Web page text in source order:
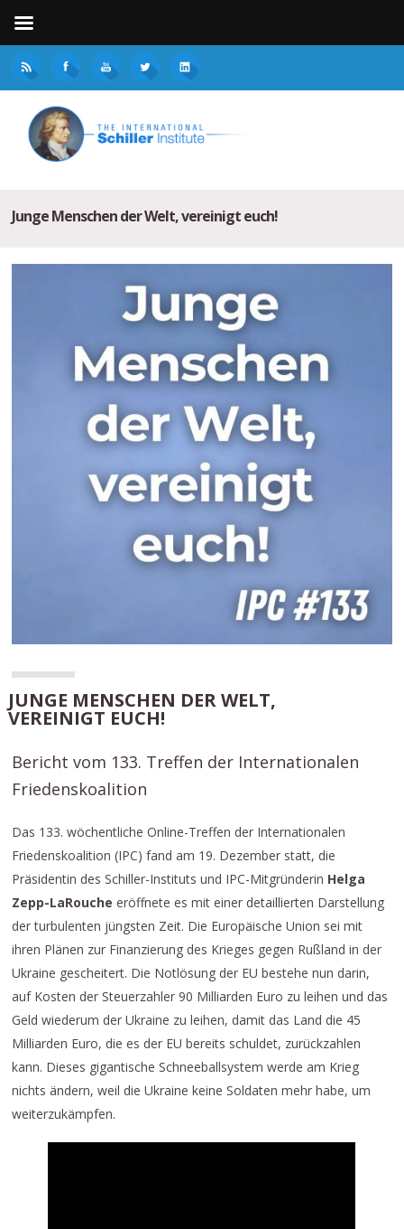
Junge Menschen der Welt, vereinigt euch!
JUNGE MENSCHEN DER WELT,
VEREINIGT EUCH!
Bericht vom 133. Treffen der Internationalen
Friedenskoalition
Das 133. wöchentliche Online-Treffen der Internationalen
Friedenskoalition (IPC) fand am 19. Dezember statt, die
Präsidentin des Schiller-Instituts und IPC-Mitgründerin Helga
Zepp-LaRouche eröffnete es mit einer detaillierten Darstellung
der turbulenten jüngsten Zeit. Die Europäische Union sei mit
ihren Plänen zur Finanzierung des Krieges gegen Rußland in der
Ukraine gescheitert. Die Notlösung der EU bestehe nun darin,
auf Kosten der Steuerzahler 90 Milliarden Euro zu leihen und das
Geld wiederum der Ukraine zu leihen, damit das Land die 45
Milliarden Euro, die es der EU bereits schuldet, zurückzahlen
kann. Dieses gigantische Schneeballsystem werde am Krieg
nichts ändern, weil die Ukraine keine Soldaten mehr habe, um
weiterzukämpfen.